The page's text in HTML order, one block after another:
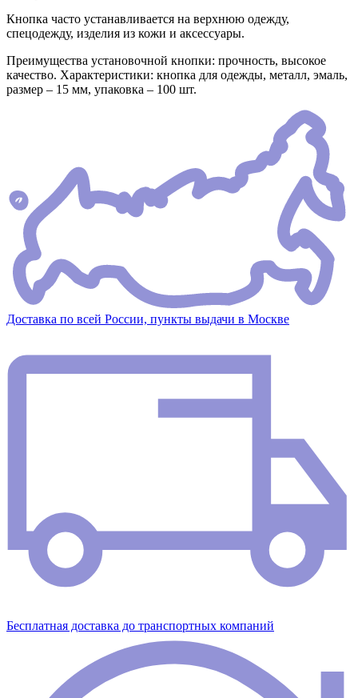
Кнопка часто устанавливается на верхнюю одежду,
спецодежду, изделия из кожи и аксессуары.
Преимущества установочной кнопки: прочность, высокое
качество. Характеристики: кнопка для одежды, металл, эмаль,
размер – 15 мм, упаковка – 100 шт.
Доставка по всей России, пункты выдачи в Москве
Бесплатная доставка до транспортных компаний